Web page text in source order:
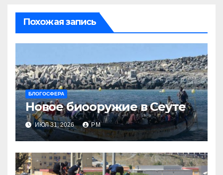
Похожая запись
БЛОГОСФЕРА
Новое биооружие в Сеуте
ИЮЛ 31, 2026 РМ